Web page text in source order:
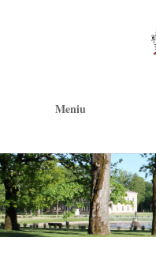
Meniu